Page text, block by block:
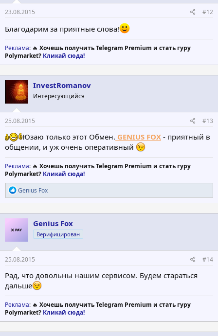
23.08.2015
#12
Благодарим за приятные слова!
Реклама: 🔥 Хочешь получить Telegram Premium и стать гуру
Polymarket? Кликай сюда!
InvestRomanov
Интересующийся
25.08.2015 #13
Юзаю только этот Обмен. GENIUS FOX - приятный в
общении, и уж очень оперативный
Реклама: 🔥 Хочешь получить Telegram Premium и стать гуру
Polymarket? Кликай сюда!
Р
е
а
к
ц
и
:
Genius Fox
Genius Fox
Верифицирован
25.08.2015 #14
Рад, что довольны нашим сервисом. Будем стараться
дальше
Реклама: 🔥 Хочешь получить Telegram Premium и стать гуру
Polymarket? Кликай сюда!